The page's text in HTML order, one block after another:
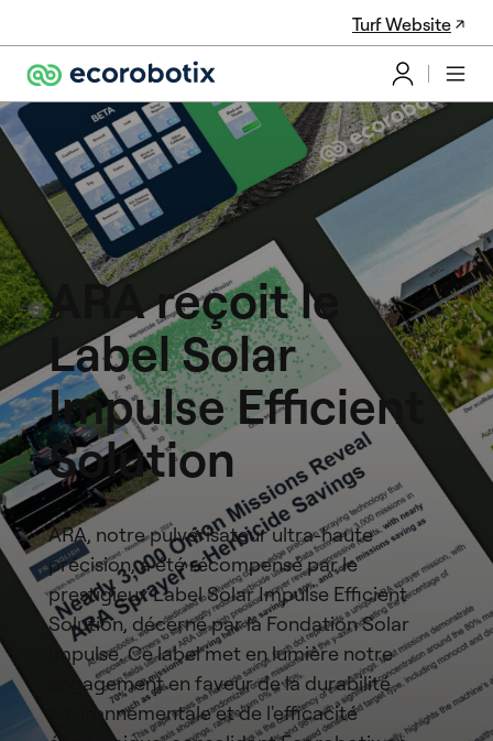
Turf Website
ARA reçoit le
Label Solar
Impulse Efficient
Solution
ARA, notre pulvérisateur ultra-haute
précision, a été récompensé par le
prestigieux Label Solar Impulse Efficient
Solution, décerné par la Fondation Solar
Impulse. Ce label met en lumière notre
engagement en faveur de la durabilité
environnementale et de l'efficacité